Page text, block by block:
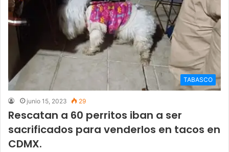
TABASCO
junio 15, 2023 29
Rescatan a 60 perritos iban a ser
sacrificados para venderlos en tacos en
CDMX.